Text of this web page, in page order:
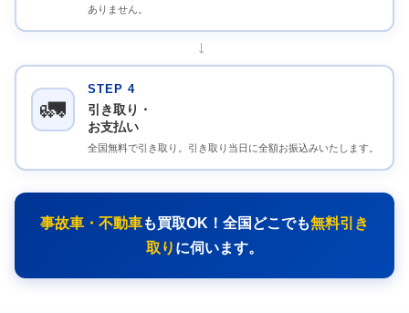
ありません。
→
🚛
STEP 4
引き取り・
お支払い
全国無料で引き取り。引き取り当日に全額お振込みいたします。
事故車・不動車も買取OK！全国どこでも無料引き
取り に伺います。